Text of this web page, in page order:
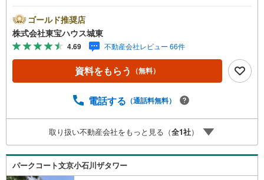
カレンダーの作成▽ご購入後もお客様の人生のパートナー
として暮らしの「安心」を守り続けます。【Yahoo！ 不動
産キャンペーン対象店舗】当店で物件を成約するとPayPay
ボーナスライトがもらえる「Yahoo！ 不動産 物件ご成約キ
ャンペーン」の対象になります。「資料をもらう」「見学
予約をする」ボタンからお問い合わせください。※必ずYah
スライトは出金と譲渡はできません。ご案内・詳細な資料
時受け付けております！■頭金0円からのご購入可能です■
（諸費用もOK）お気軽にお問い合わせください。
ゴールド推奨店
株式会社東宝ハウス城東
4.69 不動産会社レビュー 66件
資料をもらう （無料）
電話する （通話料無料）
取り扱い不動産会社をもっと見る（全1社）
パークコート文京小石川ザタワー